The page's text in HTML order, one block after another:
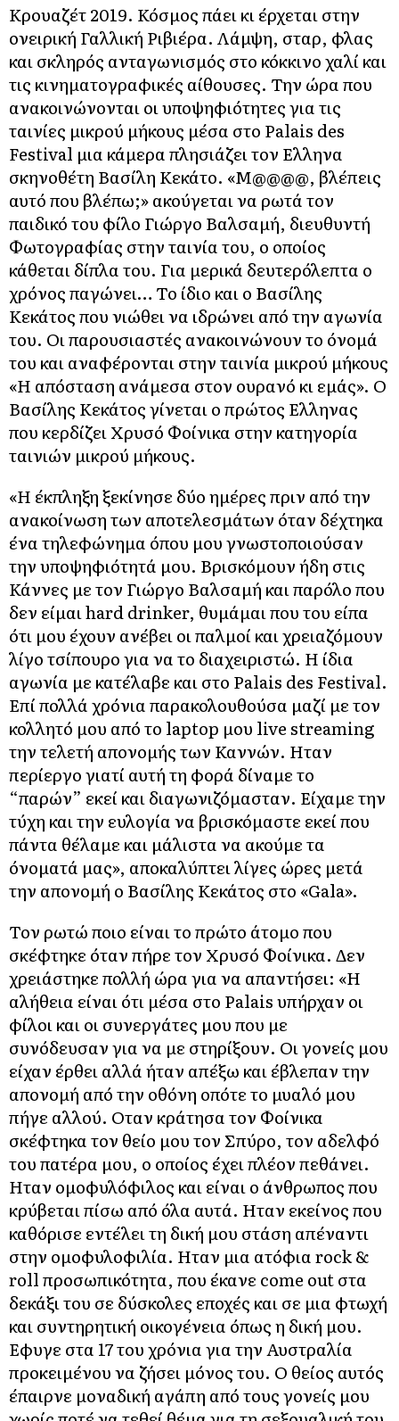
Κρουαζέτ 2019. Κόσμος πάει κι έρχεται στην
ονειρική Γαλλική Ριβιέρα. Λάμψη, σταρ, φλας
και σκληρός ανταγωνισμός στο κόκκινο χαλί και
τις κινηματογραφικές αίθουσες. Την ώρα που
ανακοινώνονται οι υποψηφιότητες για τις
ταινίες μικρού μήκους μέσα στο Palais des
Festival μια κάμερα πλησιάζει τον Ελληνα
σκηνοθέτη Βασίλη Κεκάτο. «Μ@@@@, βλέπεις
αυτό που βλέπω;» ακούγεται να ρωτά τον
παιδικό του φίλο Γιώργο Βαλσαμή, διευθυντή
Φωτογραφίας στην ταινία του, ο οποίος
κάθεται δίπλα του. Για μερικά δευτερόλεπτα ο
χρόνος παγώνει… Το ίδιο και ο Βασίλης
Κεκάτος που νιώθει να ιδρώνει από την αγωνία
του. Οι παρουσιαστές ανακοινώνουν το όνομά
του και αναφέρονται στην ταινία μικρού μήκους
«Η απόσταση ανάμεσα στον ουρανό κι εμάς». Ο
Βασίλης Κεκάτος γίνεται ο πρώτος Ελληνας
που κερδίζει Χρυσό Φοίνικα στην κατηγορία
ταινιών μικρού μήκους.
«Η έκπληξη ξεκίνησε δύο ημέρες πριν από την
ανακοίνωση των αποτελεσμάτων όταν δέχτηκα
ένα τηλεφώνημα όπου μου γνωστοποιούσαν
την υποψηφιότητά μου. Βρισκόμουν ήδη στις
Κάννες με τον Γιώργο Βαλσαμή και παρόλο που
δεν είμαι hard drinker, θυμάμαι που του είπα
ότι μου έχουν ανέβει οι παλμοί και χρειαζόμουν
λίγο τσίπουρο για να το διαχειριστώ. Η ίδια
αγωνία με κατέλαβε και στο Palais des Festival.
Επί πολλά χρόνια παρακολουθούσα μαζί με τον
κολλητό μου από το laptop μου live streaming
την τελετή απονομής των Καννών. Ηταν
περίεργο γιατί αυτή τη φορά δίναμε το
“παρών” εκεί και διαγωνιζόμασταν. Είχαμε την
τύχη και την ευλογία να βρισκόμαστε εκεί που
πάντα θέλαμε και μάλιστα να ακούμε τα
όνοματά μας», αποκαλύπτει λίγες ώρες μετά
την απονομή ο Βασίλης Κεκάτος στο «Gala».
Τον ρωτώ ποιο είναι το πρώτο άτομο που
σκέφτηκε όταν πήρε τον Χρυσό Φοίνικα. Δεν
χρειάστηκε πολλή ώρα για να απαντήσει: «Η
αλήθεια είναι ότι μέσα στο Palais υπήρχαν οι
φίλοι και οι συνεργάτες μου που με
συνόδευσαν για να με στηρίξουν. Οι γονείς μου
είχαν έρθει αλλά ήταν απέξω και έβλεπαν την
απονομή από την οθόνη οπότε το μυαλό μου
πήγε αλλού. Οταν κράτησα τον Φοίνικα
σκέφτηκα τον θείο μου τον Σπύρο, τον αδελφό
του πατέρα μου, ο οποίος έχει πλέον πεθάνει.
Ηταν ομοφυλόφιλος και είναι ο άνθρωπος που
κρύβεται πίσω από όλα αυτά. Ηταν εκείνος που
καθόρισε εντέλει τη δική μου στάση απέναντι
στην ομοφυλοφιλία. Ηταν μια ατόφια rock &
roll προσωπικότητα, που έκανε come out στα
δεκάξι του σε δύσκολες εποχές και σε μια φτωχή
και συντηρητική οικογένεια όπως η δική μου.
Εφυγε στα 17 του χρόνια για την Αυστραλία
προκειμένου να ζήσει μόνος του. Ο θείος αυτός
έπαιρνε μοναδική αγάπη από τους γονείς μου